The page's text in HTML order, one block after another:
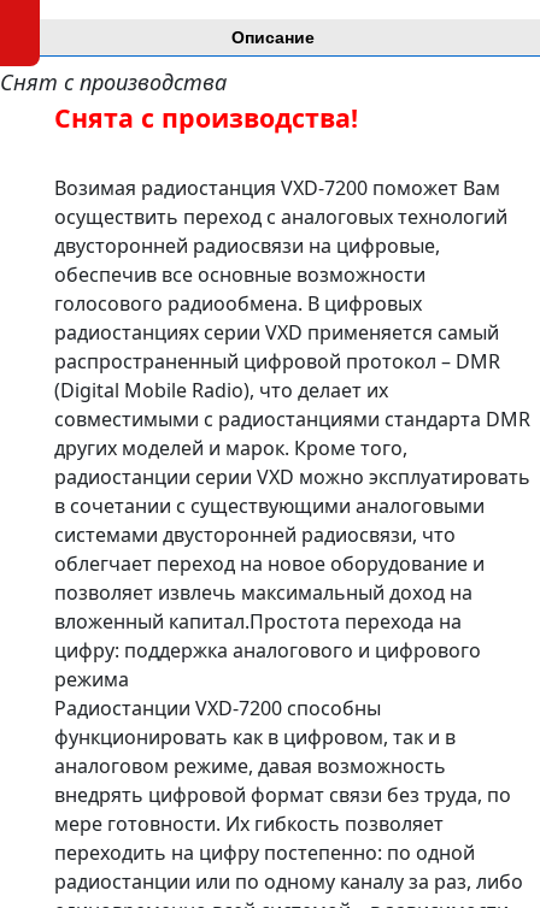
Описание
Снят с производства
Снята с производства!
Возимая радиостанция VXD-7200 поможет Вам
осуществить переход с аналоговых технологий
двусторонней радиосвязи на цифровые,
обеспечив все основные возможности
голосового радиообмена. В цифровых
радиостанциях серии VXD применяется самый
распространенный цифровой протокол – DMR
(Digital Mobile Radio), что делает их
совместимыми с радиостанциями стандарта DMR
других моделей и марок. Кроме того,
радиостанции серии VXD можно эксплуатировать
в сочетании с существующими аналоговыми
системами двусторонней радиосвязи, что
облегчает переход на новое оборудование и
позволяет извлечь максимальный доход на
вложенный капитал.Простота перехода на
цифру: поддержка аналогового и цифрового
режима
Радиостанции VXD-7200 способны
функционировать как в цифровом, так и в
аналоговом режиме, давая возможность
внедрять цифровой формат связи без труда, по
мере готовности. Их гибкость позволяет
переходить на цифру постепенно: по одной
радиостанции или по одному каналу за раз, либо